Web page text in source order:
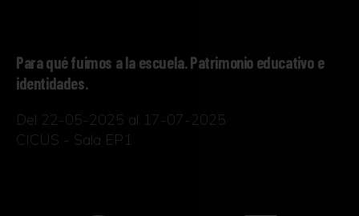
Para qué fuimos a la escuela. Patrimonio educativo e
identidades.
Del 22-05-2025 al 17-07-2025
CICUS - Sala EP1